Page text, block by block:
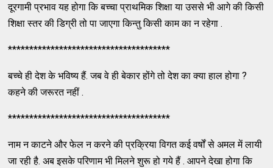
दूरगामी प्रभाव यह होगा कि बच्चा प्राथमिक शिक्षा या उससे भी आगे की किसी
शिक्षा स्तर की डिग्री तो पा जाएगा किन्तु किसी काम का न रहेगा .
**************************************
बच्चे ही देश के भविष्य हैं. जब वे ही बेकार होंगे तो देश का क्या हाल होगा ?
कहने की जरूरत नहीं .
**************************************
नाम न काटने और फेल न करने की प्रक्रिया विगत कई वर्षों से अमल में लायी
जा रही है. अब इसके परिणाम भी मिलने शुरू हो गये हैं . आपने देखा होगा कि